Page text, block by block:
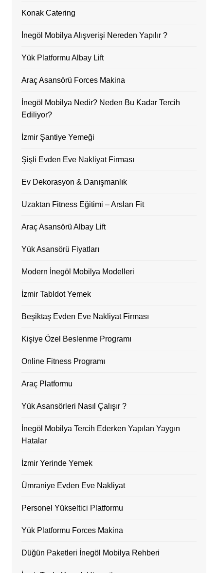
Konak Catering
İnegöl Mobilya Alışverişi Nereden Yapılır ?
Yük Platformu Albay Lift
Araç Asansörü Forces Makina
İnegöl Mobilya Nedir? Neden Bu Kadar Tercih
Ediliyor?
İzmir Şantiye Yemeği
Şişli Evden Eve Nakliyat Firması
Ev Dekorasyon & Danışmanlık
Uzaktan Fitness Eğitimi – Arslan Fit
Araç Asansörü Albay Lift
Yük Asansörü Fiyatları
Modern İnegöl Mobilya Modelleri
İzmir Tabldot Yemek
Beşiktaş Evden Eve Nakliyat Firması
Kişiye Özel Beslenme Programı
Online Fitness Programı
Araç Platformu
Yük Asansörleri Nasıl Çalışır ?
İnegöl Mobilya Tercih Ederken Yapılan Yaygın
Hatalar
İzmir Yerinde Yemek
Ümraniye Evden Eve Nakliyat
Personel Yükseltici Platformu
Yük Platformu Forces Makina
Düğün Paketleri İnegöl Mobilya Rehberi